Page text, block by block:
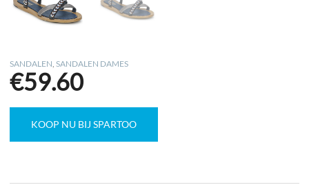
SANDALEN ,SANDALEN DAMES
€59.60
KOOP NU BIJ SPARTOO